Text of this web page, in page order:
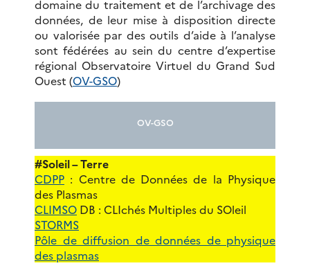
domaine du traitement et de l’archivage des
données, de leur mise à disposition directe
ou valorisée par des outils d’aide à l’analyse
sont fédérées au sein du centre d’expertise
régional Observatoire Virtuel du Grand Sud
Ouest (OV-GSO)
OV-GSO
#Soleil – Terre
CDPP : Centre de Données de la Physique
des Plasmas
CLIMSO DB : CLIchés Multiples du SOleil
STORMS
Pôle de diffusion de données de physique
des plasmas